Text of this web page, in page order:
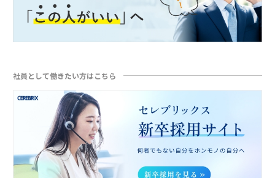
社員として働きたい方はこちら